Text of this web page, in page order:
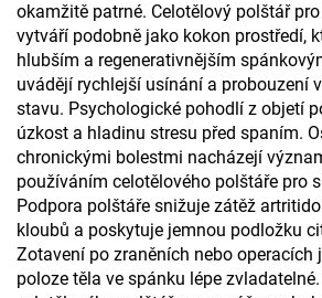
okamžitě patrné. Celotělový polštář
vytváří podobně jako kokon prostředí,
hlubším a regenerativnějším
uvádějí rychlejší usínání a probouzení
stavu. Psychologické pohodlí z objetí
úzkost a hladinu stresu před spaním.
chronickými bolestmi nacházejí
používáním celotělového polštáře pro
Podpora polštáře snižuje zátěž
kloubů a poskytuje jemnou podložku
Zotavení po zraněních nebo operacích
poloze těla ve spánku lépe